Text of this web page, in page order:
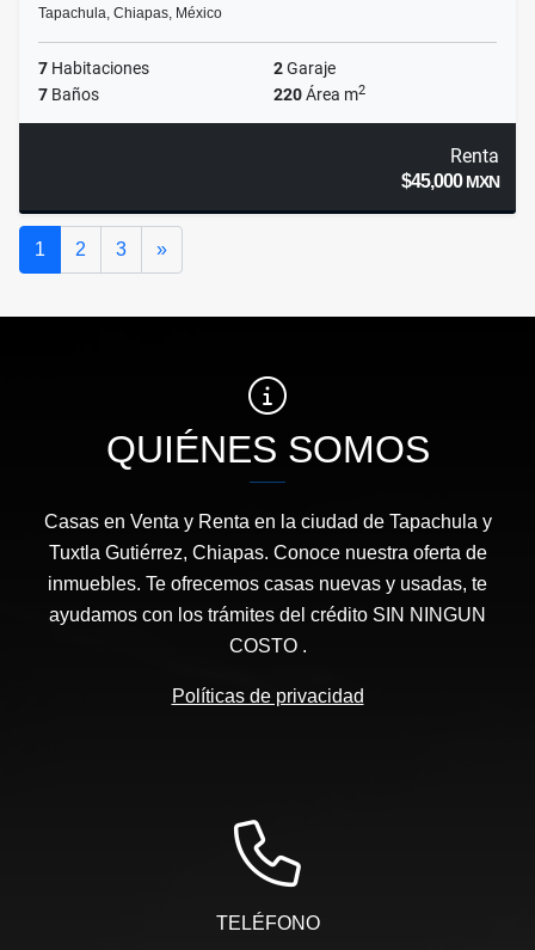
Tapachula, Chiapas, México
7 Habitaciones 2Garaje
7 Baños 220Área m2
Renta
$45,000MXN
1 2 3 »Siguiente
QUIÉNES SOMOS
Casas en Venta y Renta en la ciudad de Tapachula y
Tuxtla Gutiérrez, Chiapas. Conoce nuestra oferta de
inmuebles. Te ofrecemos casas nuevas y usadas, te
ayudamos con los trámites del crédito SIN NINGUN
COSTO .
Políticas de privacidad
TELÉFONO